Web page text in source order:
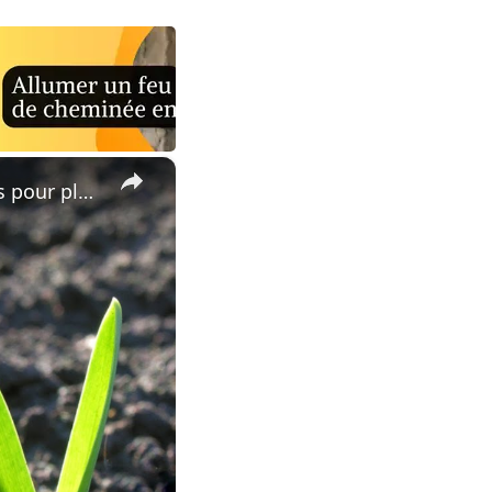
×
🌾🌱Secrets de jardinage : le bon timing et les astuces infaillibles pour planter de l'ail